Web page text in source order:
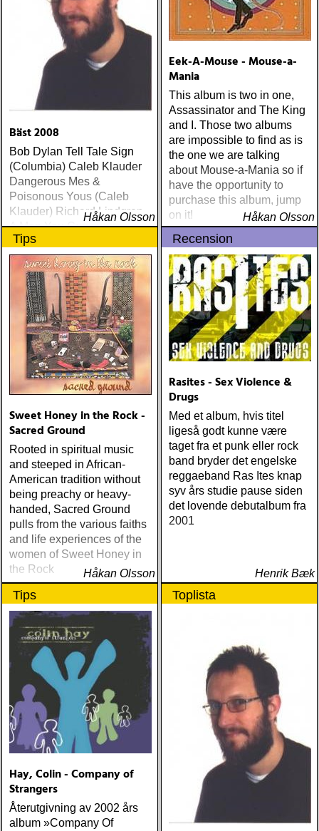
Bäst 2008
Bob Dylan Tell Tale Sign
(Columbia) Caleb Klauder
Dangerous Mes &
Poisonous Yous (Caleb
Klauder) Richard Lindgren
A Man You Can Hate
(Rootsy
Håkan Olsson
Eek-A-Mouse - Mouse-a-
Mania
This album is two in one,
Assassinator and The King
and I. Those two albums
are impossible to find as is
the one we are talking
about Mouse-a-Mania so if
have the opportunity to
purchase this album, jump
on it!
Håkan Olsson
Tips
Sweet Honey in the Rock -
Sacred Ground
Rooted in spiritual music
and steeped in African-
American tradition without
being preachy or heavy-
handed, Sacred Ground
pulls from the various faiths
and life experiences of the
women of Sweet Honey in
the Rock
Håkan Olsson
Recension
Rasites - Sex Violence &
Drugs
Med et album, hvis titel
ligeså godt kunne være
taget fra et punk eller rock
band bryder det engelske
reggaeband Ras Ites knap
syv års studie pause siden
det lovende debutalbum fra
2001
Henrik Bæk
Tips
Hay, Colin - Company of
Strangers
Återutgivning av 2002 års
album »Company Of
Toplista